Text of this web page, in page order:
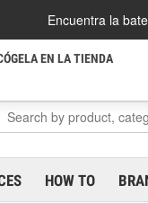
Encuentra la
EN LA TIENDA
HOW TO